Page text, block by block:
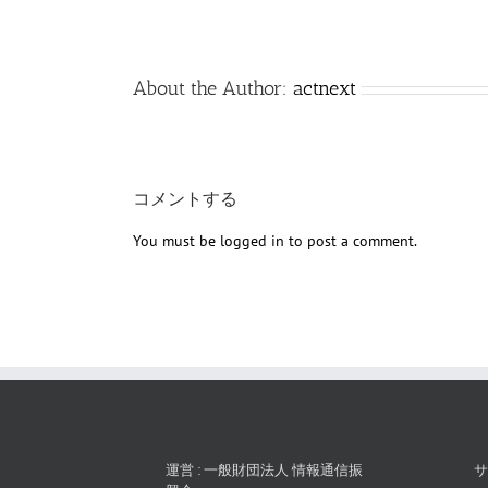
About the Author: actnext
コメントする
You must be logged in to post a comment.
運営 : 一般財団法人 情報通信振